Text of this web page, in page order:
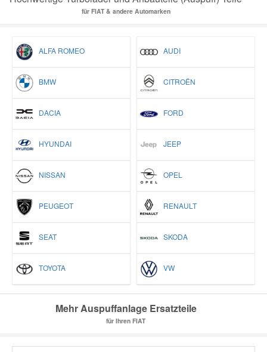
für FIAT & andere Automarken
ALFA ROMEO AUDI
BMW CITROËN
DACIA FORD
HYUNDAI JEEP
NISSAN OPEL
PEUGEOT RENAULT
SEAT SKODA
TOYOTA VW
Mehr Auspuffanlage Ersatzteile
für Ihren FIAT